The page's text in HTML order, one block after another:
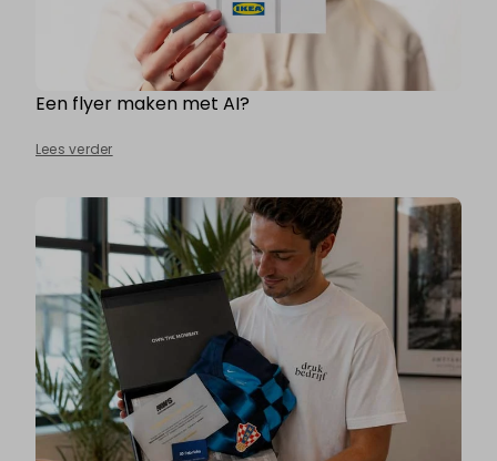
Een flyer maken met AI?
Lees verder